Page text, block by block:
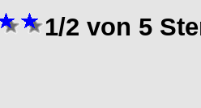
1/2 von 5